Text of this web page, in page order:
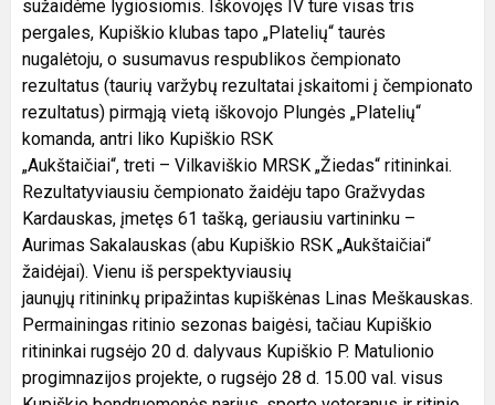
sužaidėme lygiosiomis. Iškovojęs IV ture visas tris
pergales, Kupiškio klubas tapo „Platelių“ taurės
nugalėtoju, o susumavus respublikos čempionato
rezultatus (taurių varžybų rezultatai įskaitomi į čempionato
rezultatus) pirmąją vietą iškovojo Plungės „Platelių“
komanda, antri liko Kupiškio RSK
„Aukštaičiai“, treti – Vilkaviškio MRSK „Žiedas“ ritininkai.
Rezultatyviausiu čempionato žaidėju tapo Gražvydas
Kardauskas, įmetęs 61 tašką, geriausiu vartininku –
Aurimas Sakalauskas (abu Kupiškio RSK „Aukštaičiai“
žaidėjai). Vienu iš perspektyviausių
jaunųjų ritininkų pripažintas kupiškėnas Linas Meškauskas.
Permainingas ritinio sezonas baigėsi, tačiau Kupiškio
ritininkai rugsėjo 20 d. dalyvaus Kupiškio P. Matulionio
progimnazijos projekte, o rugsėjo 28 d. 15.00 val. visus